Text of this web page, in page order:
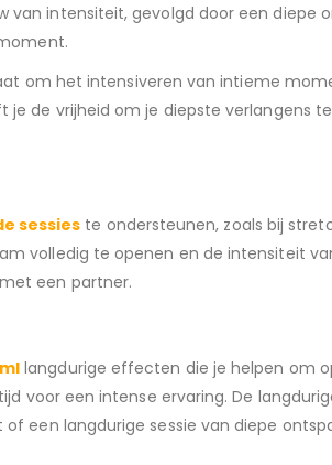
intensiteit, gevolgd door een diepe
om het intensiveren van intieme
je de vrijheid om je diepste verlangens
sessies te ondersteunen, zoals bij
volledig te openen en de intensiteit
een partner.
langdurige effecten die je helpen om
voor een intense ervaring. De
een langdurige sessie van diepe